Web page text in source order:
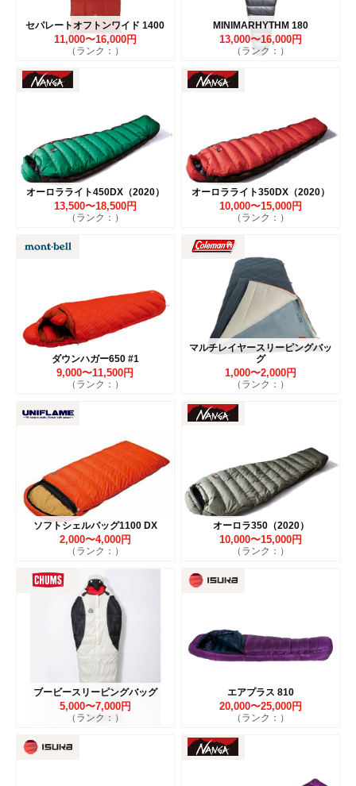
セパレートオフトンワイド 1400
11,000〜16,000円
（ランク：）
MINIMARHYTHM 180
13,000〜16,000円
（ランク：）
オーロラライト450DX（2020）
13,500〜18,500円
（ランク：）
オーロラライト350DX（2020）
10,000〜15,000円
（ランク：）
ダウンハガー650 #1
9,000〜11,500円
（ランク：）
マルチレイヤースリーピングバッ
グ
1,000〜2,000円
（ランク：）
ソフトシェルバッグ1100 DX
2,000〜4,000円
（ランク：）
オーロラ350（2020）
10,000〜15,000円
（ランク：）
ブービースリーピングバッグ
5,000〜7,000円
（ランク：）
エアプラス 810
20,000〜25,000円
（ランク：）